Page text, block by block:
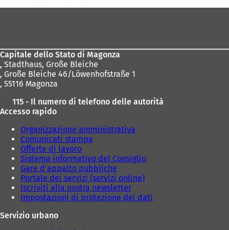
Capitale dello Stato di Magonza
, Stadthaus, Große Bleiche
, Große Bleiche 46/Löwenhofstraße 1
, 55116 Magonza
115 - Il numero di telefono delle autorità
Accesso rapido
Organizzazione amministrativa
Comunicati stampa
Offerte di lavoro
Sistema informativo del Consiglio
Gare d'appalto pubbliche
Portale dei servizi (servizi online)
Iscriviti alla nostra newsletter
Impostazioni di protezione dei dati
Servizio urbano